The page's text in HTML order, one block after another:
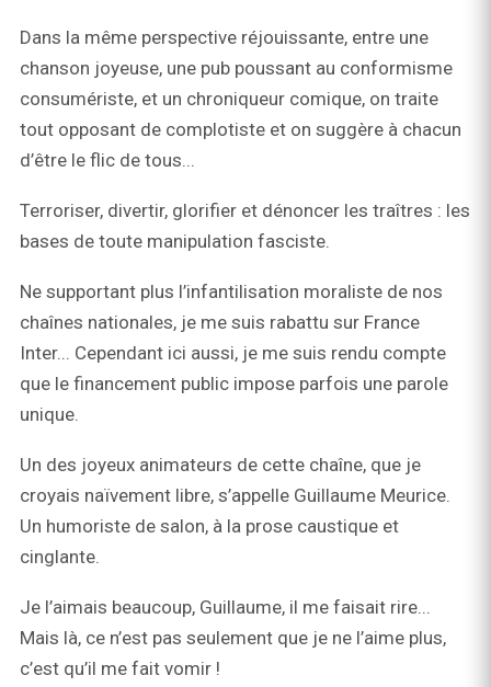
Dans la même perspective réjouissante, entre une
chanson joyeuse, une pub poussant au conformisme
consumériste, et un chroniqueur comique, on traite
tout opposant de complotiste et on suggère à chacun
d’être le flic de tous...
Terroriser, divertir, glorifier et dénoncer les traîtres : les
bases de toute manipulation fasciste.
Ne supportant plus l’infantilisation moraliste de nos
chaînes nationales, je me suis rabattu sur France
Inter... Cependant ici aussi, je me suis rendu compte
que le financement public impose parfois une parole
unique.
Un des joyeux animateurs de cette chaîne, que je
croyais naïvement libre, s’appelle Guillaume Meurice.
Un humoriste de salon, à la prose caustique et
cinglante.
Je l’aimais beaucoup, Guillaume, il me faisait rire...
Mais là, ce n’est pas seulement que je ne l’aime plus,
c’est qu’il me fait vomir !